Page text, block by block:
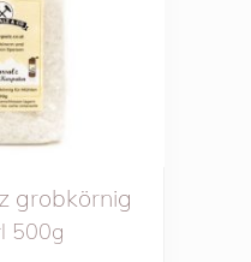
grobkörnig
500g